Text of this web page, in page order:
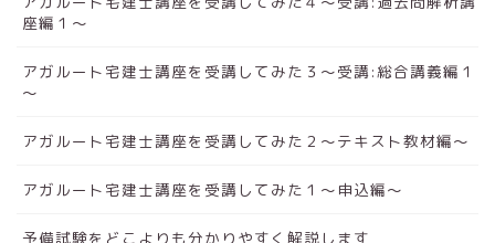
座編１～
アガルート宅建士講座を受講してみた３～受講:総合講義編１
～
アガルート宅建士講座を受講してみた２～テキスト教材編～
アガルート宅建士講座を受講してみた１～申込編～
予備試験をどこよりも分かりやすく解説します